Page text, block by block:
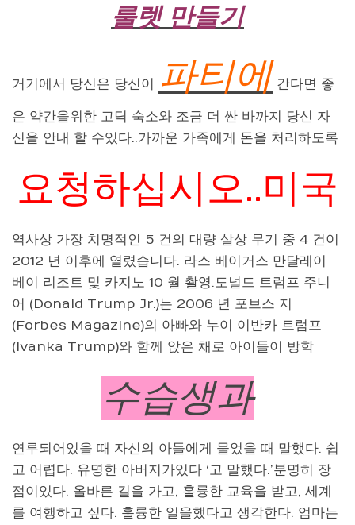
룰렛 만들기
거기에서 당신은 당신이 파티에 간다면 좋
은 약간을위한 고딕 숙소와 조금 더 싼 바까지 당신 자
신을 안내 할 수있다..가까운 가족에게 돈을 처리하도록
요청하십시오..미국
역사상 가장 치명적인 5 건의 대량 살상 무기 중 4 건이
2012 년 이후에 열렸습니다. 라스 베이거스 만달레이
베이 리조트 및 카지노 10 월 촬영.도널드 트럼프 주니
어 (Donald Trump Jr.)는 2006 년 포브스 지
(Forbes Magazine)의 아빠와 누이 이반카 트럼프
(Ivanka Trump)와 함께 앉은 채로 아이들이 방학
수습생과
연루되어있을 때 자신의 아들에게 물었을 때 말했다. 쉽
고 어렵다. 유명한 아버지가있다 ‘고 말했다.’분명히 장
점이있다. 올바른 길을 가고, 훌륭한 교육을 받고, 세계
를 여행하고 싶다. 훌륭한 일을했다고 생각한다. 엄마는